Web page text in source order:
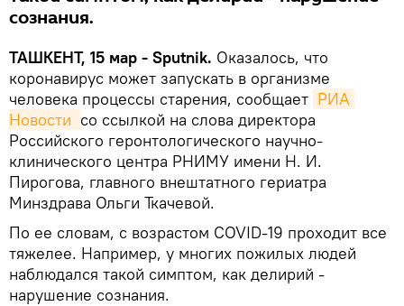
сознания.
ТАШКЕНТ, 15 мар - Sputnik. Оказалось, что
коронавирус может запускать в организме
человека процессы старения, сообщает РИА
Новости со ссылкой на слова директора
Российского геронтологического научно-
клинического центра РНИМУ имени Н. И.
Пирогова, главного внештатного гериатра
Минздрава Ольги Ткачевой.
По ее словам, с возрастом COVID-19 проходит все
тяжелее. Например, у многих пожилых людей
наблюдался такой симптом, как делирий -
нарушение сознания.